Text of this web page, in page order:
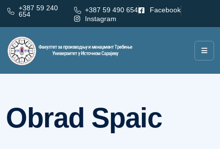
+387 59 240
654
+387 59 490 654
Facebook
Instagram
Аутор:
Obrad Spaic